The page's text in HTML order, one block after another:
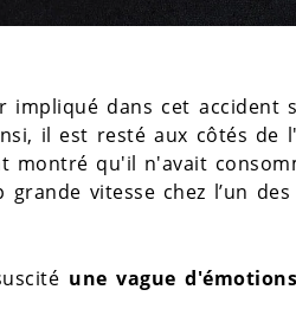
impliqué dans cet accident
il est resté aux côtés de
montré qu'il n'avait
vitesse chez l’un
une vague d'émotions